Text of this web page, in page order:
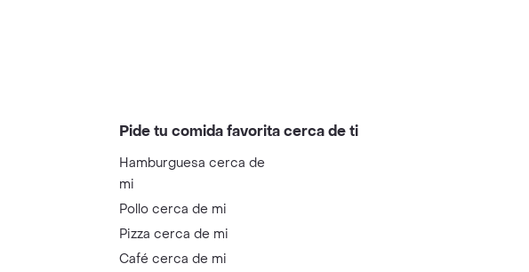
Pide tu comida favorita cerca de ti
Hamburguesa cerca de
mi
Pollo cerca de mi
Pizza cerca de mi
Café cerca de mi